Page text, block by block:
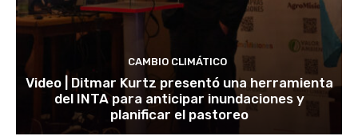
CAMBIO CLIMÁTICO
Video | Ditmar Kurtz presentó una herramienta
del INTA para anticipar inundaciones y
planificar el pastoreo